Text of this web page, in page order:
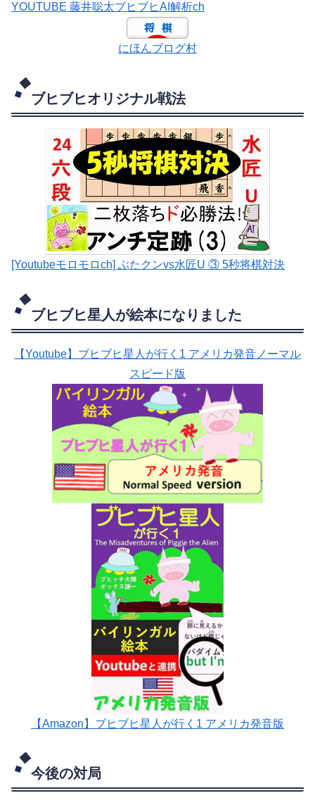
YOUTUBE 藤井聡太ブヒブヒAI解析ch
にほんブログ村
ブヒブヒオリジナル戦法
[Youtubeモロモロch] ぶたクンvs水匠U ③ 5秒将棋対決
ブヒブヒ星人が絵本になりました
【Youtube】ブヒブヒ星人が行く1 アメリカ発音ノーマル
スピード版
【Amazon】ブヒブヒ星人が行く1 アメリカ発音版
今後の対局